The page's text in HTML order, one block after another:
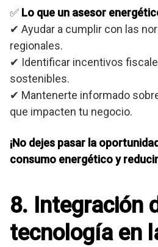
✅ Lo que un asesor
✔ Ayudar a cumplir con las
regionales.
✔ Identificar incentivos
sostenibles.
✔ Mantenerte informado
que impacten tu negocio.
¡No dejes pasar la
consumo energético y
8. Integración
tecnología en